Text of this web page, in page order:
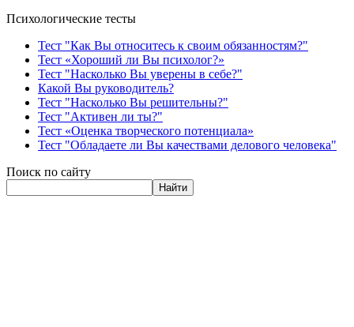
Психологические тесты
Тест "Как Вы относитесь к своим обязанностям?"
Тест «Хороший ли Вы психолог?»
Тест "Насколько Вы уверены в себе?"
Какой Вы руководитель?
Тест "Насколько Вы решительны?"
Тест "Активен ли ты?"
Тест «Оценка творческого потенциала»
Тест "Обладаете ли Вы качествами делового человека"
Поиск по сайту
Найти